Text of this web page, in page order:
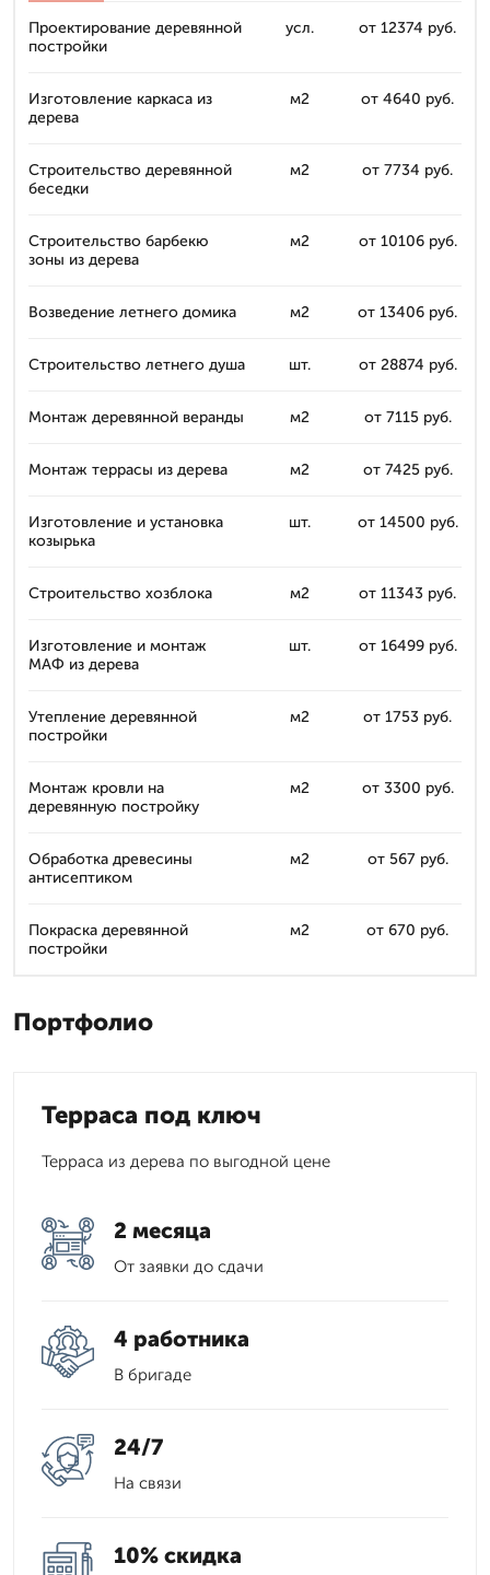
Проектирование деревянной
постройки
усл. от 12374 руб.
Изготовление каркаса из
дерева
м2 от 4640 руб.
Строительство деревянной
беседки
м2 от 7734 руб.
Строительство барбекю
зоны из дерева
м2 от 10106 руб.
Возведение летнего домика м2 от 13406 руб.
Строительство летнего душа шт. от 28874 руб.
Монтаж деревянной веранды м2 от 7115 руб.
Монтаж террасы из дерева м2 от 7425 руб.
Изготовление и установка
козырька
шт. от 14500 руб.
Строительство хозблока м2 от 11343 руб.
Изготовление и монтаж
МАФ из дерева
шт. от 16499 руб.
Утепление деревянной
постройки
м2 от 1753 руб.
Монтаж кровли на
деревянную постройку
м2 от 3300 руб.
Обработка древесины
антисептиком
м2 от 567 руб.
Покраска деревянной
постройки
м2 от 670 руб.
Портфолио
Терраса под ключ
Терраса из дерева по выгодной цене
2 месяца
От заявки до сдачи
4 работника
В бригаде
24/7
На связи
10% скидка